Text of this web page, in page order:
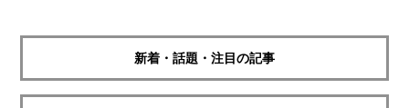
新着・話題・注目の記事